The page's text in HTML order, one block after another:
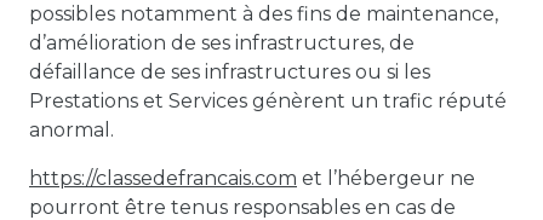
possibles notamment à des fins de maintenance,
d’amélioration de ses infrastructures, de
défaillance de ses infrastructures ou si les
Prestations et Services génèrent un trafic réputé
anormal.
https://classedefrancais.com et l’hébergeur ne
pourront être tenus responsables en cas de